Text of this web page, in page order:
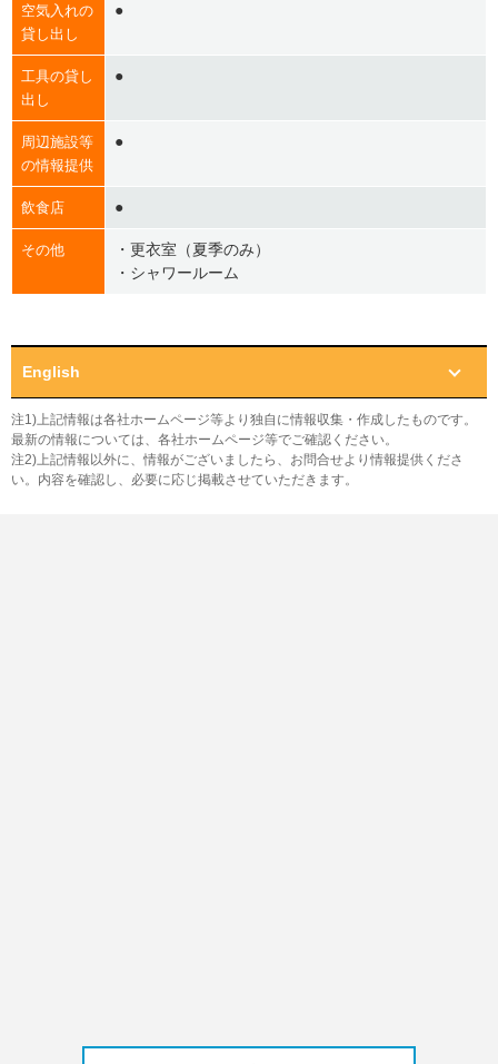
空気入れの
貸し出し
●
工具の貸し
出し
●
周辺施設等
の情報提供
●
飲食店 ●
その他
・更衣室（夏季のみ）
・シャワールーム
English
注1)上記情報は各社ホームページ等より独自に情報収集・作成したものです。
最新の情報については、各社ホームページ等でご確認ください。
注2)上記情報以外に、情報がございましたら、お問合せより情報提供くださ
い。内容を確認し、必要に応じ掲載させていただきます。